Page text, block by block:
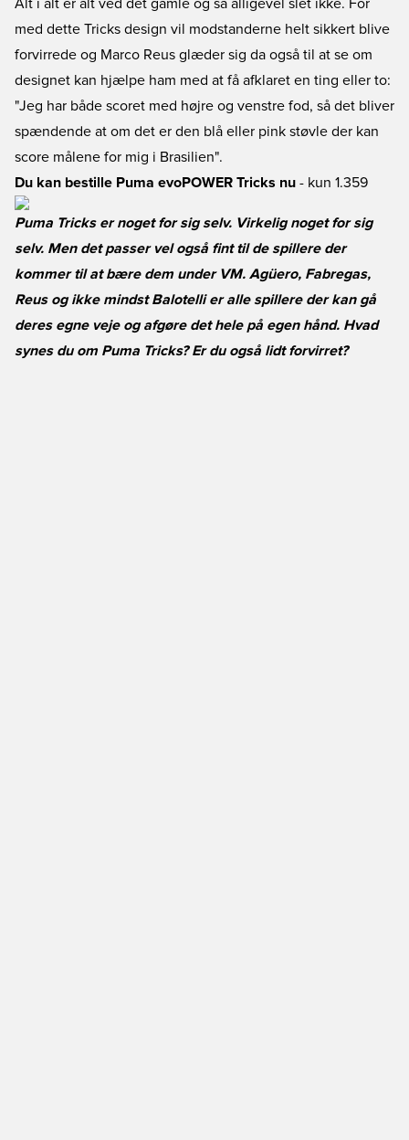
Alt i alt er alt ved det gamle og så alligevel slet ikke. For
med dette Tricks design vil modstanderne helt sikkert blive
forvirrede og Marco Reus glæder sig da også til at se om
designet kan hjælpe ham med at få afklaret en ting eller to:
"Jeg har både scoret med højre og venstre fod, så det bliver
spændende at om det er den blå eller pink støvle der kan
score målene for mig i Brasilien".
Du kan bestille Puma evoPOWER Tricks nu - kun 1.359
Puma Tricks er noget for sig selv. Virkelig noget for sig
selv. Men det passer vel også fint til de spillere der
kommer til at bære dem under VM. Agüero, Fabregas,
Reus og ikke mindst Balotelli er alle spillere der kan gå
deres egne veje og afgøre det hele på egen hånd. Hvad
synes du om Puma Tricks? Er du også lidt forvirret?